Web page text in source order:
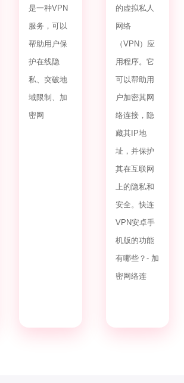
是一种VPN
服务，可以
帮助用户保
护在线隐
私、突破地
域限制、加
密网
的虚拟私人
网络
（VPN）应
用程序。它
可以帮助用
户加密其网
络连接，隐
藏其IP地
址，并保护
其在互联网
上的隐私和
安全。快连
VPN安卓手
机版的功能
有哪些？- 加
密网络连